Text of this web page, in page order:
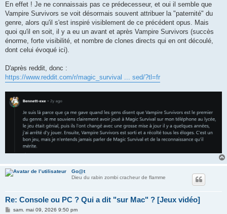
s
a
g
En effet ! Je ne connaissais pas ce prédecesseur, et oui il semble que
Vampire Survivors se voit désormais souvent attribuer la "paternité" du
genre, alors qu'il s'est inspiré visiblement de ce précédent opus. Mais
quoi qu'il en soit, il y a eu un avant et après Vampire Survivors (succès
énorme, forte visibilité, et nombre de clones directs qui en ont découlé,
dont celui évoqué ici).
D'après reddit, donc :
https://www.reddit.com/r/magic_survival ... sed/?tl=fr
Go@t
Dieu du rabin zombi cracheur de flamme
Re: Console ou PC ? Qui a dit "sur Mac" ? [Jeux vidéo]
Msam. mai 09, 2026 9:50 pm